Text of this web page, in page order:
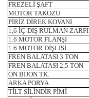
FREZELİ ŞAFT
MOTOR TAKOZU
PİRİZ DİREK KOVANI
1,6 İÇ-DIŞ RULMAN ZARFI
1.6 MOTOR FLANŞI
1.6 MOTOR DİŞLİSİ
FREN BALATASI 3 TON
FREN BALATASI 2,5 TON
ÖN BİJON TK.
ARKA PORYA
TİLT SİLİNDİR PİMİ